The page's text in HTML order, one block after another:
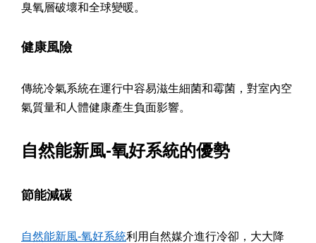
臭氧層破壞和全球變暖。
健康風險
傳統冷氣系統在運行中容易滋生細菌和霉菌，對室內空
氣質量和人體健康產生負面影響。
自然能新風-氧好系統的優勢
節能減碳
自然能新風-氧好系統利用自然媒介進行冷卻，大大降